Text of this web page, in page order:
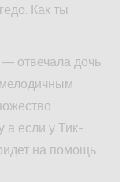
Как ты
отвечала дочь
а если у Тик-
на помощь